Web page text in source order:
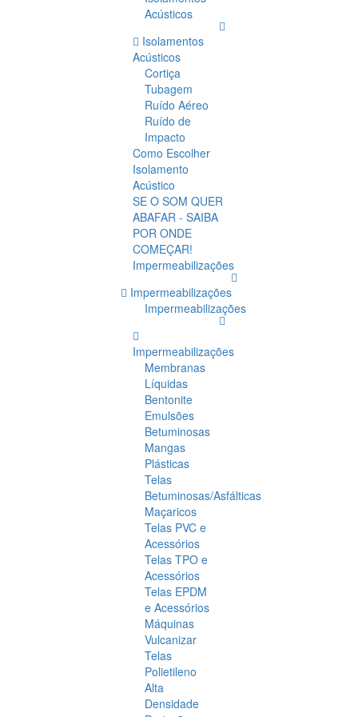
Acústicos
Isolamentos
Acústicos
Cortiça
Tubagem
Ruído Aéreo
Ruído de
Impacto
Como Escolher
Isolamento
Acústico
SE O SOM QUER
ABAFAR - SAIBA
POR ONDE
COMEÇAR!
Impermeabilizações
Impermeabilizações
Impermeabilizações
Impermeabilizações
Membranas
Líquidas
Bentonite
Emulsões
Betuminosas
Mangas
Plásticas
Telas
Betuminosas/Asfálticas
Maçaricos
Telas PVC e
Acessórios
Telas TPO e
Acessórios
Telas EPDM
e Acessórios
Máquinas
Vulcanizar
Telas
Polietileno
Alta
Densidade